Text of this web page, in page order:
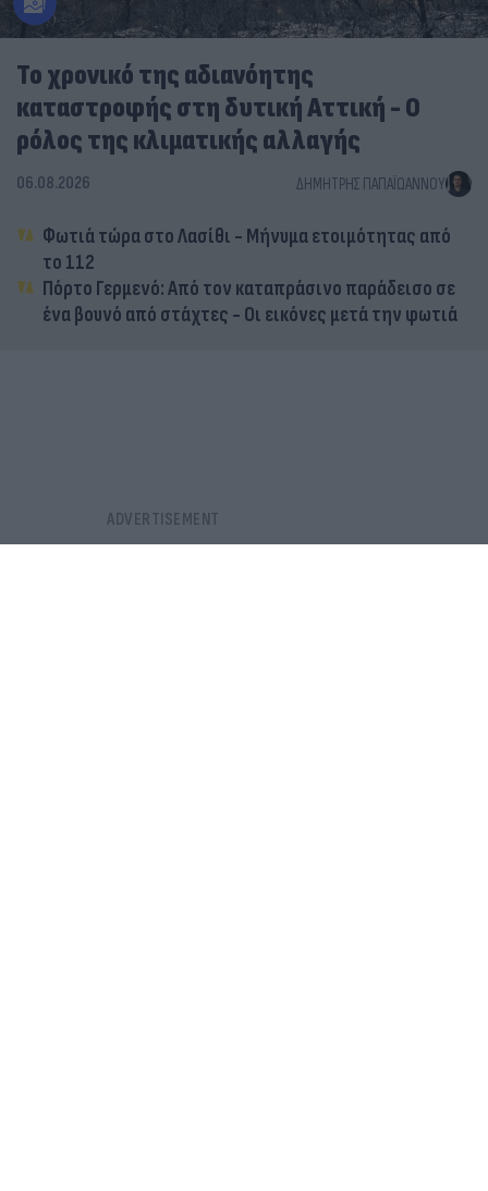
Το χρονικό της αδιανόητης
καταστροφής στη δυτική Αττική - Ο
ρόλος της κλιματικής αλλαγής
06.08.2026 ΔΗΜΉΤΡΗΣ ΠΑΠΑΪΩΆΝΝΟΥ
Φωτιά τώρα στο Λασίθι - Μήνυμα ετοιμότητας από
το 112
Πόρτο Γερμενό: Από τον καταπράσινο παράδεισο σε
ένα βουνό από στάχτες - Οι εικόνες μετά την φωτιά